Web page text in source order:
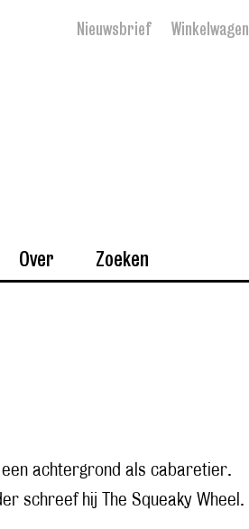
Nieuwsbrief Winkelwagen
Over Zoeken
achtergrond als cabaretier.
schreef hij The Squeaky Wheel.